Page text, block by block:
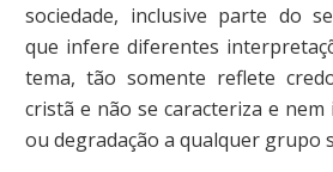
sociedade, inclusive parte do
que infere diferentes
tema, tão somente reflete
cristã e não se caracteriza e nem
ou degradação a qualquer grupo